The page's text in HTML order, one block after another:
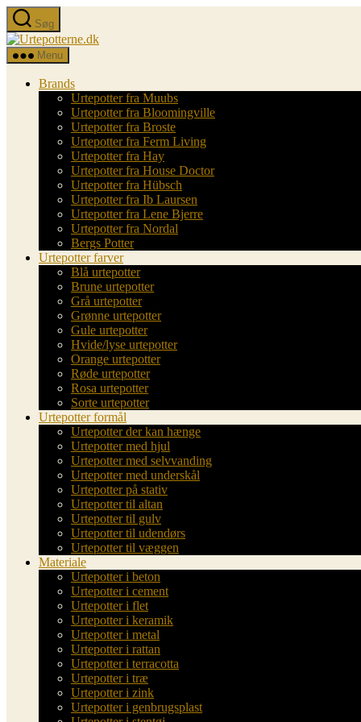
Spring
til
indholdet
Søg
Urtepotterne.dk
Menu
Brands
Urtepotter fra Muubs
Urtepotter fra Bloomingville
Urtepotter fra Broste
Urtepotter fra Ferm Living
Urtepotter fra Hay
Urtepotter fra House Doctor
Urtepotter fra Hübsch
Urtepotter fra Ib Laursen
Urtepotter fra Lene Bjerre
Urtepotter fra Nordal
Bergs Potter
Urtepotter farver
Blå urtepotter
Brune urtepotter
Grå urtepotter
Grønne urtepotter
Gule urtepotter
Hvide/lyse urtepotter
Orange urtepotter
Røde urtepotter
Rosa urtepotter
Sorte urtepotter
Urtepotter formål
Urtepotter der kan hænge
Urtepotter med hjul
Urtepotter med selvvanding
Urtepotter med underskål
Urtepotter på stativ
Urtepotter til altan
Urtepotter til gulv
Urtepotter til udendørs
Urtepotter til væggen
Materiale
Urtepotter i beton
Urtepotter i cement
Urtepotter i flet
Urtepotter i keramik
Urtepotter i metal
Urtepotter i rattan
Urtepotter i terracotta
Urtepotter i træ
Urtepotter i zink
Urtepotter i genbrugsplast